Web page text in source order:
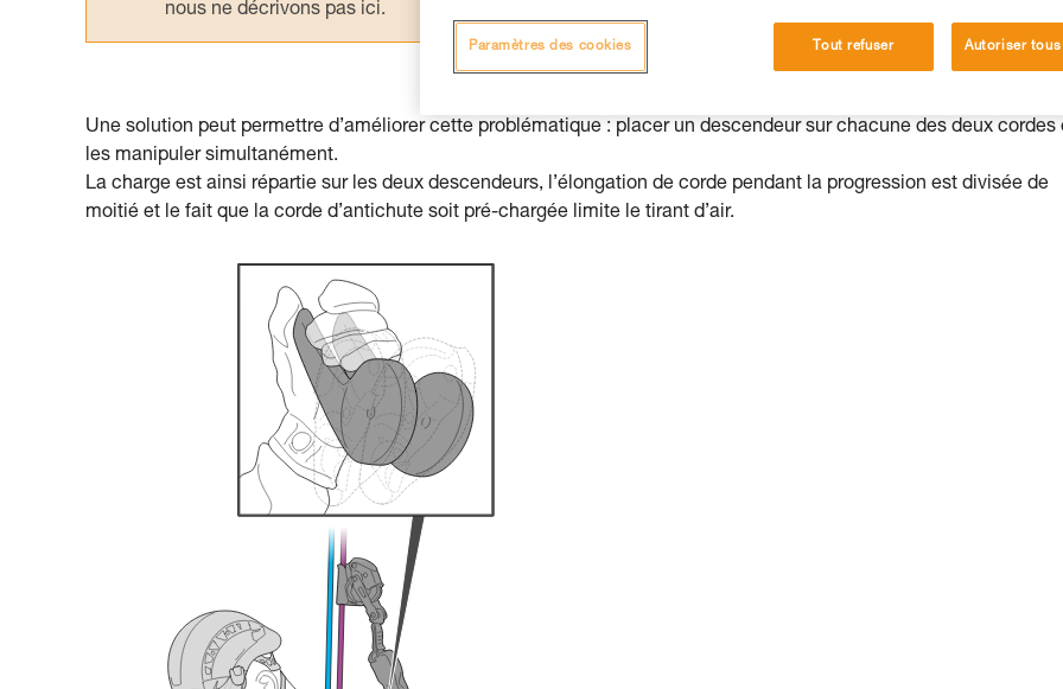
nous ne décrivons pas ici.
Une solution peut permettre d’améliorer cette problématique : placer un descendeur sur chacune des deux cordes
les manipuler simultanément.
La charge est ainsi répartie sur les deux descendeurs, l’élongation de corde pendant la progression est divisée de
moitié et le fait que la corde d’antichute soit pré-chargée limite le tirant d’air.
Tout refuser Autoriser
Paramètres des cookies